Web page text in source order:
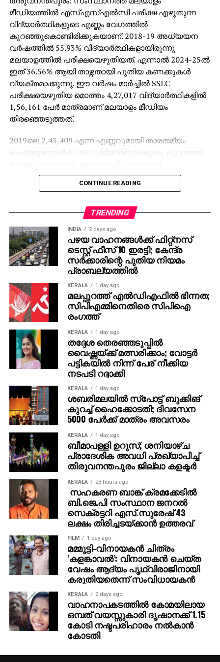
മീഡിയത്തില്‍ എസ്എസ്എല്‍സി പരീക്ഷ എഴുതുന്ന
വിദ്യാര്‍ത്ഥികളുടെ എണ്ണം വേഗത്തില്‍
കുറഞ്ഞുകൊണ്ടിരിക്കുകയാണ്. 2018-19 അധ്യയന
വര്‍ഷത്തില്‍ 55.93% വിദ്യാര്‍ത്ഥികളായിരുന്നു
മലയാളത്തില്‍ പരീക്ഷയെഴുതിയത്. എന്നാല്‍ 2024-25ല്‍
ഇത് 36.56% ആയി താഴ്ന്നതായി പുതിയ കണക്കുകള്‍
വ്യക്തമാക്കുന്നു. ഈ വര്‍ഷം മാര്‍ച്ചില്‍ SSLC
പരീക്ഷയെഴുതിയ മൊത്തം 4,27,017 വിദ്യാര്‍ത്ഥികളില്‍
1,56,161 പേര്‍ മാത്രമാണ് മലയാളം മീഡിയം
തിരഞ്ഞെടുത്തത്.
2019ലെ 2,43,409 എന്ന എണ്ണവുമായി താരതമ്യം
ചെയ്യുമ്പോള്‍ 87,000 വിദ്യാര്‍ത്ഥികളുടെ കുറവാണ്
പഠിക്കുന്നവരുടെ കുറവാണ് ഈ ഇടിവിന് കാരണമെന്ന്
പരീക്ഷാഭവനിലെ ഉദ്യോഗസ്ഥര്‍ പറയുന്നു.
വിവരമനുസരിച്ച് പ്രാഥമിക ക്ലാസുകളില്‍ തന്നെ
ഇംഗ്ലീഷ്-മലയാളം മീഡിയം പ്രവേശന അനുപാതം
70:30 ആയി മാറിയിട്ടുണ്ട്. ഇംഗ്ലീഷ് കൂടുതല്‍
ഗുണമേറിയ പഠനമാധ്യമമാണെന്ന
പൊതുധാരണയാണ് ഈ മാറ്റത്തിന് പിന്നിലെന്ന് കേരള
ഇന്‍ഫ്രാസ്ട്രക്ചര്‍ ആന്‍ഡ് ടെക്‌നോളജി ഫോര്‍
എഡ്യൂക്കേഷന്‍ (കൈറ്റ്) സിഇഒ കെ. അന്‍വര്‍ സാദത്ത്
അഭിപ്രായപ്പെട്ടു. എന്നാല്‍ മീഡിയമല്ല, സ്‌കൂള്‍
നല്‍കുന്ന ഭാഷാ പരിശീലനമാണ് വിജയത്തിനുള്ള
നിര്‍ണ്ണായക ഘടകമെന്നും അദ്ദേഹം കൂട്ടിച്ചേര്‍ത്തു.
മാതൃഭാഷാ വിദ്യാഭ്യാസത്തിന്റെ പ്രാധാന്യം
അധികൃതര്‍ ചര്‍ച്ച ചെയ്യുമ്പോഴും, സമൂഹത്തിന്റെ
താല്‍പര്യം വിപരീതമാണെന്ന് സംസ്ഥാന
വിദ്യാഭ്യാസ ഗവേഷണപരിശീലന കൗണ്‍സില്‍
ഡയറക്ടര്‍ ജയപ്രകാശ് ആര്‍. കെ. ചൂണ്ടിക്കാട്ടി. ഗ്രാമ-
നഗര വ്യത്യാസം കുറഞ്ഞതും മധ്യവര്‍ഗ്ഗത്തിന്റെ
വളര്‍ച്ചയും ഈ മാറ്റത്തിന്റെ സൂചനയായെന്നും
അദ്ദേഹം പറഞ്ഞു. 2025ല്‍ SSLC എഴുതിയവര്‍ 2014-
15ല്‍ ഒന്നാം ക്ലാസില്‍ ചേര്‍ന്നവരാണെന്നും
വരാനിരിക്കുന്ന വര്‍ഷങ്ങളില്‍ മലയാളം മീഡിയം
വിദ്യാര്‍ത്ഥികളുടെ എണ്ണം കുറഞ്ഞേക്കുമെന്നും
അദ്ദേഹത്തിന്റെ വിലയിരുത്തല്‍.
മലയാളം മീഡിയത്തിലെ ഇടിവ് സംസ്ഥാന
വികസനത്തിനുതന്നെ ഭീഷണിയാകാമെന്ന് ഐക്യ
മലയാള പ്രസ്ഥാനം സംസ്ഥാന കണ്‍വീനര്‍ ആര്‍.
നന്ദകുമാര്‍ മുന്നറിയിപ്പ് നല്‍കി. മലയാളവുമായി
വിദ്യാര്‍ത്ഥികള്‍ക്ക് അടുപ്പമില്ലാത്തത്, നാട്ടിന്‍
പരിസരത്തെ ഭൂമിശാസ്ത്ര-പരിസ്ഥിതി ബോധത്തെ
തന്നെ ബാധിക്കുമെന്നാണ് അദ്ദേഹത്തിന്റെ അഭിപ്രായം.
ഇംഗ്ലീഷ് പഠിപ്പിക്കുന്നതിനെതിരെ താന്‍ അല്ലെങ്കിലും,
ആവശ്യമായ ഇടപെടലുകള്‍ ഇല്ലെങ്കില്‍ പുതിയ
സാമൂഹിക-വിദ്യാഭ്യാസ പ്രശ്‌നങ്ങള്‍
ഉയര്‍ന്നേക്കുമെന്നാണ് നന്ദകുമാര്‍ മുന്നറിയിപ്പ്
നല്‍കിയത്.
CONTINUE READING
TRENDING
INDIA 2 days ago
പഴയ വാഹനങ്ങള്‍ക്ക് ഫിറ്റ്‌നസ്
ടെസ്റ്റ് ഫീസ് 10 ഇരട്ടി; കേന്ദ്ര
സര്‍ക്കാരിന്റെ പുതിയ നിയമം
പ്രാബല്യത്തില്‍
KERALA 1 day ago
മലപ്പുറത്ത് എല്‍ഡിഎഫില്‍ ഭിന്നത;
സിപിഎമ്മിനെതിരെ സിപിഐ
രംഗത്ത്
KERALA 1 day ago
തദ്ദേശ തെരഞ്ഞടുപ്പില്‍
വൈഷ്ണയ്ക്ക് മത്സരിക്കാം; വോട്ടര്‍
പട്ടികയില്‍ നിന്ന് പേര് നീക്കിയ
നടപടി റദ്ദാക്കി
KERALA 1 day ago
ശബരിമലയില്‍ സ്‌പോട്ട് ബുക്കിങ്
കുറച്ച് ഹൈക്കോടതി; ദിവസേന
5000 പേര്‍ക്ക് മാത്രം അവസരം
KERALA 1 day ago
ബീമാപള്ളി ഉറൂസ്; ശനിയാഴ്ച
പ്രാദേശിക അവധി പ്രഖ്യാപിച്ച്
തിരുവനന്തപുരം ജില്ലാ കളക്ടര്‍
KERALA 23 hours ago
സഹകരണ ബാങ്ക് ക്രമക്കേടില്‍
ബി.ജെ.പി സംസ്ഥാന ജനറല്‍
സെക്രട്ടറി എസ്.സുരേഷ് 43
ലക്ഷം തിരിച്ചടയ്ക്കാന്‍ ഉത്തരവ്
FILM 1 day ago
മമ്മൂട്ടി-വിനായകന്‍ ചിത്രം
‘കളങ്കാവല്‍’: വിനായകന്‍ ചെയ്ത
വേഷം ആദ്യം പൃഥ്വിരാജിനായി
കരുതിയതെന്ന് സംവിധായകന്‍
KERALA 2 days ago
വാഹനാപകടത്തില്‍ കോമയിലായ
ഒമ്പത് വയസ്സുകാരി ദൃഷാനക്ക് 1.15
കോടി നഷ്ടപരിഹാരം നല്‍കാന്‍
കോടതി